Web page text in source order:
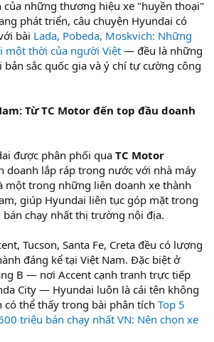
những thương hiệu xe "huyền thoại"
phát triển, câu chuyện Hyundai có
bài Lada, Pobeda, Moskvich: Những
một thời của người Việt — đều là những
sắc quốc gia và ý chí tự cường công
Từ TC Motor đến top đầu doanh
được phân phối qua TC Motor
doanh lắp ráp trong nước với nhà máy
một trong những liên doanh xe thành
giúp Hyundai liên tục góp mặt trong
chạy nhất thị trường nội địa.
Tucson, Santa Fe, Creta đều có lượng
đáng kể tại Việt Nam. Đặc biệt ở
B — nơi Accent cạnh tranh trực tiếp
City — Hyundai luôn là cái tên không
có thể thấy trong bài phân tích Top 5
triệu bán chạy nhất VN: Nên chọn xe